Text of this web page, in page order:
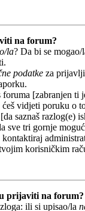
na forum?
la? Da bi se
podatke za
foruma [zabranjen ti
vidjeti poruku o
saznaš razlog(e)
sve tri gornje
korisničkim
prijaviti na forum?
ili si upisao/la